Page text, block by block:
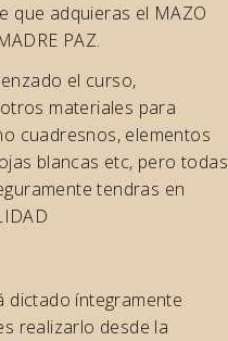
que adquieras el MAZO
PAZ.
el curso,
materiales para
cuadresnos, elementos
blancas etc, pero todas
tendras en
dictado íntegramente
realizarlo desde la